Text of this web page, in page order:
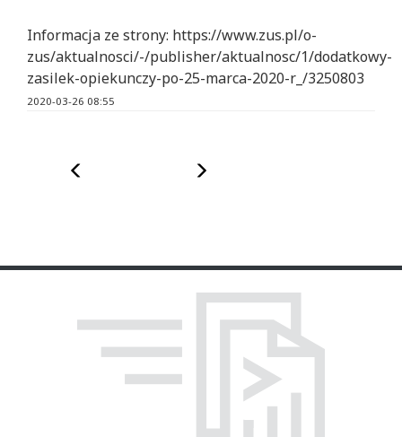
Informacja ze strony: https://www.zus.pl/o-
zus/aktualnosci/-/publisher/aktualnosc/1/dodatkowy-
zasilek-opiekunczy-po-25-marca-2020-r_/3250803
2020-03-26 08:55